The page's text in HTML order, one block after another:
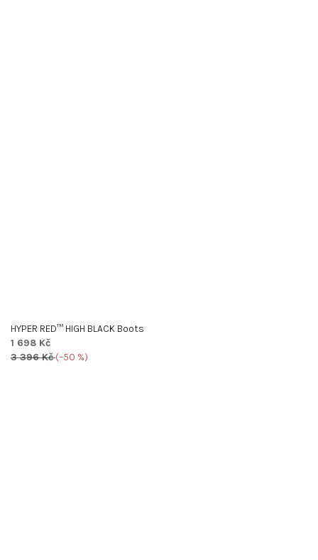
HYPER RED™ HIGH BLACK Boots
1 698 Kč
3 396 Kč (–50 %)